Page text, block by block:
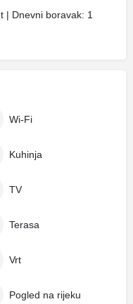
| Dnevni boravak: 1
Wi-Fi
Kuhinja
TV
Terasa
Vrt
Pogled na rijeku